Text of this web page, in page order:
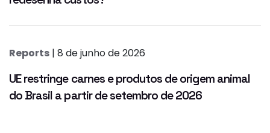
Reports | 8 de junho de 2026
UE restringe carnes e produtos de origem animal
do Brasil a partir de setembro de 2026